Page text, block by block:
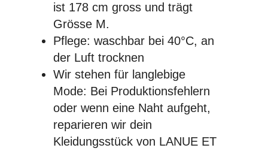
ist 178 cm gross und trägt
Grösse M.
Pflege: waschbar bei 40°C, an
der Luft trocknen
Wir stehen für langlebige
Mode: Bei Produktionsfehlern
oder wenn eine Naht aufgeht,
reparieren wir dein
Kleidungsstück von LANUE ET